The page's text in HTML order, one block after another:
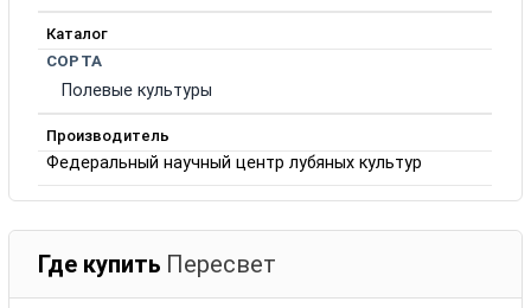
Каталог
СОРТА
Полевые культуры
Производитель
Федеральный научный центр лубяных культур
Где купить Пересвет